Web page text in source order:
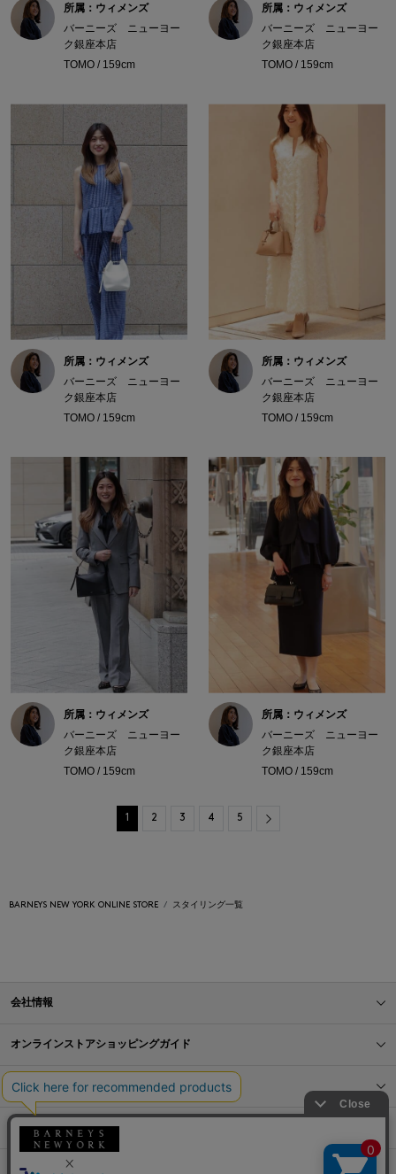
所属：ウィメンズ
バーニーズ ニューヨー
ク銀座本店
TOMO / 159cm
所属：ウィメンズ
バーニーズ ニューヨー
ク銀座本店
TOMO / 159cm
所属：ウィメンズ
バーニーズ ニューヨー
ク銀座本店
TOMO / 159cm
所属：ウィメンズ
バーニーズ ニューヨー
ク銀座本店
TOMO / 159cm
所属：ウィメンズ
バーニーズ ニューヨー
ク銀座本店
TOMO / 159cm
所属：ウィメンズ
バーニーズ ニューヨー
ク銀座本店
TOMO / 159cm
1 2 3 4 5 Next
BARNEYS NEW YORK ONLINE STORE スタイリング一覧
会社情報
オンラインストアショッピングガイド
店舗情報
サービス